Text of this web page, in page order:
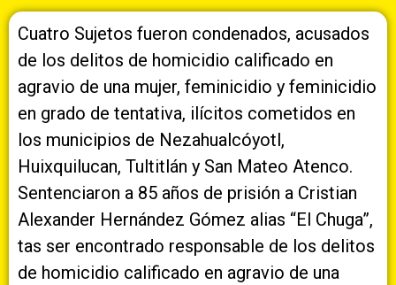
Cuatro Sujetos fueron condenados, acusados
de los delitos de homicidio calificado en
agravio de una mujer, feminicidio y feminicidio
en grado de tentativa, ilícitos cometidos en
los municipios de Nezahualcóyotl,
Huixquilucan, Tultitlán y San Mateo Atenco.
Sentenciaron a 85 años de prisión a Cristian
Alexander Hernández Gómez alias “El Chuga”,
tas ser encontrado responsable de los delitos
de homicidio calificado en agravio de una